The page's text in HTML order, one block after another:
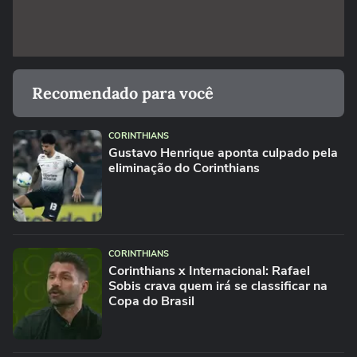
Recomendado para você
CORINTHIANS
Gustavo Henrique aponta culpado pela
eliminação do Corinthians
CORINTHIANS
Corinthians x Internacional: Rafael
Sobis crava quem irá se classificar na
Copa do Brasil